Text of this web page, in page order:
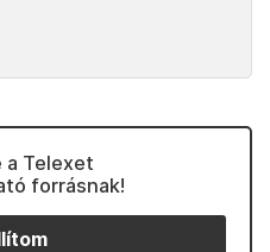
a Telexet
forrásnak!